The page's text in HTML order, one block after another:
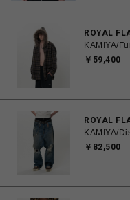
ROYAL
KAMIYA/
￥59,400
ROYAL
KAMIYA/
￥82,500